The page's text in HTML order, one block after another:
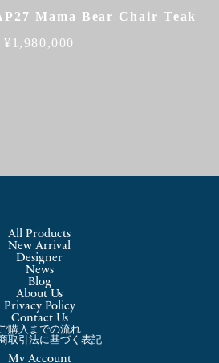
Mama Bear Chair Teak
¥ 1,980,000
All Products
New Arrival
Designer
News
Blog
About Us
Privacy Policy
Contact Us
購入までの流れ
取引法に基づく表記
My Account